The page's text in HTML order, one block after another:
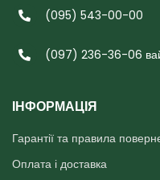
(095) 543-00-00
(097) 236-36-06
ІНФОРМАЦІЯ
Гарантії та правила
Оплата і доставка